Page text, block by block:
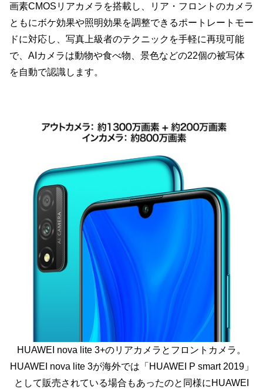
画素CMOSリアカメラを搭載し、リア・フロントのカメラ
ともにボケ効果や照明効果を調整できるポートレートモー
ドに対応し、写真上級者のテクニックを手軽に再現可能
で、AIカメラは動物や食べ物、景色などの22個の被写体
を自動で認識します。
HUAWEI nova lite 3+のリアカメラとフロントカメラ。
HUAWEI nova lite 3が海外では「HUAWEI P smart 2019」
として販売されている場合もあったのと同様にHUAWEI